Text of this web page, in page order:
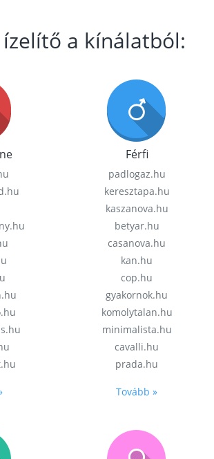
ízelítő a kínálatból:
Férfi
padlogaz.hu
keresztapa.hu
kaszanova.hu
betyar.hu
casanova.hu
kan.hu
cop.hu
gyakornok.hu
komolytalan.hu
minimalista.hu
cavalli.hu
prada.hu
Tovább »